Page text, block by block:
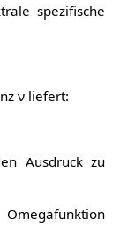
spezifische
νliefert:
Ausdruck zu